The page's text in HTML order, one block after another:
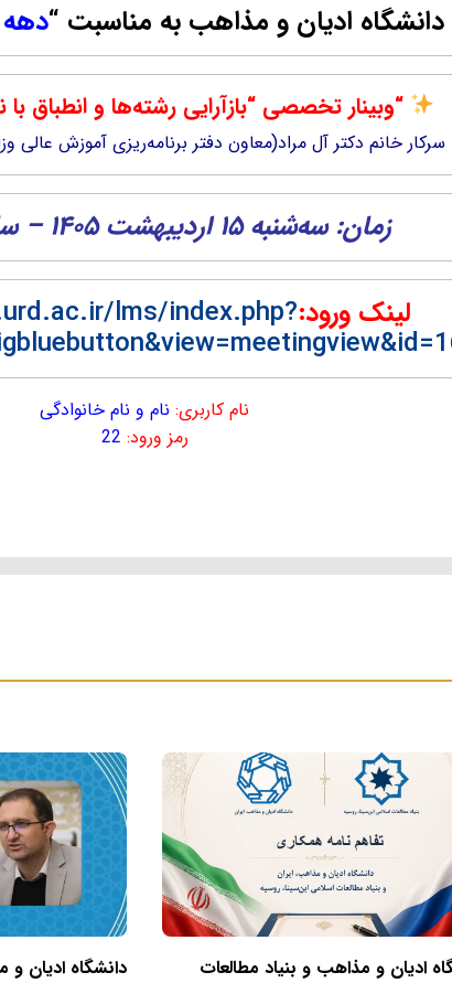
ادیان و مذاهب به مناسبت “
“وبینار تخصصی “بازآرایی رشته‌ها و انطباق با
سرکار خانم دکتر آل مراد(معاون دفتر برنامه‌ریزی آموزش عالی
زمان: سه‌شنبه ۱۵ اردیبهشت ۱۴۰۵ – ساعت ۱۱:۰۰
لینک ورود:lms/index.php?
نام کاربری: نام و نام خانوادگی
رمز ورود: 22
ادیان و مذاهب و بنیاد مطالعات
دانشگاه ادیان